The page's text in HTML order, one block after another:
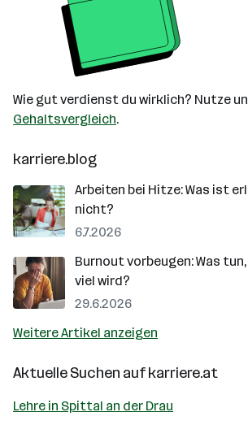
Wie gut verdienst du wirklich? Nutze
Gehaltsvergleich.
karriere.blog
Arbeiten bei Hitze: Was ist
nicht?
6.7.2026
Burnout vorbeugen: Was
viel wird?
29.6.2026
Weitere Artikel anzeigen
Aktuelle Suchen aufkarriere.at
Lehre in Spittal an der Drau